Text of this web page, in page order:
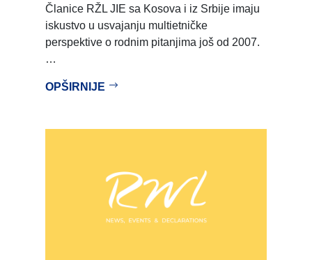
Članice RŽL JIE sa Kosova i iz Srbije imaju
iskustvo u usvajanju multietničke
perspektive o rodnim pitanjima još od 2007.
…
OPŠIRNIJE